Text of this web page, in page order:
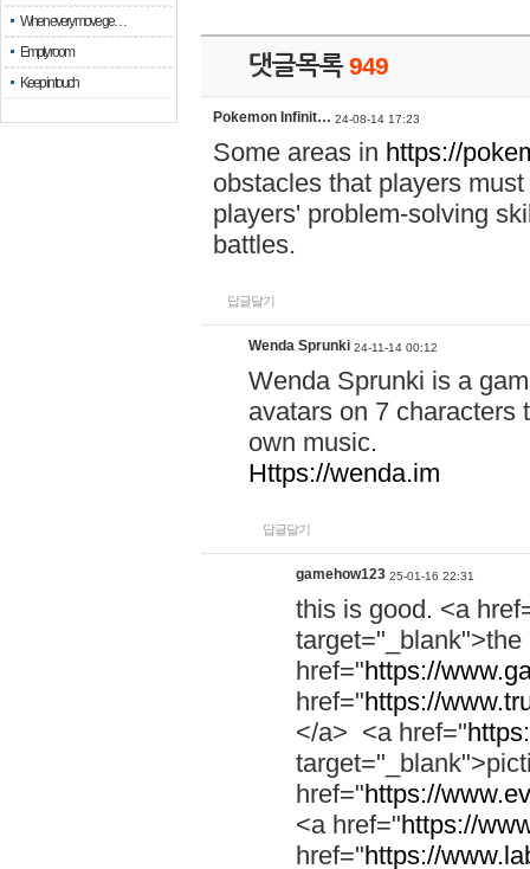
When every move ge…
Empty room
Keep in touch
댓글목록949
Pokemon Infinit… 24-08-14 17:23
Some areas in https://
obstacles that players
players' problem-solving
battles.
답글달기
Wenda Sprunki 24-11-14 00:12
Wenda Sprunki is a
avatars on 7 characters
own music.
Https://wenda.im
답글달기
gamehow123 25-01-16 22:31
this is good. <a
href="https://
href="https://
</a> <a href="
href="https://
<a href="https://
href="https://